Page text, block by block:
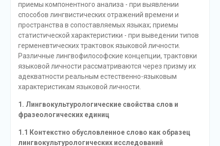
приемы компонентного анализа - при выявлении
способов лингвистических отражений времени и
пространства в сопоставляемых языках; приемы
статистической характеристики - при выведении типов
герменевтических трактовок языковой личности.
Различные лингвофилософские концепции, трактовки
языковой личности рассматриваются через призму их
адекватности реальным естественно-языковым
характеристикам языковой личности.
1. Лингвокультурологические свойства слов и
фразеологических единиц
1.1 Контекстно обусловленное слово как образец
лингвокультурологических исследований